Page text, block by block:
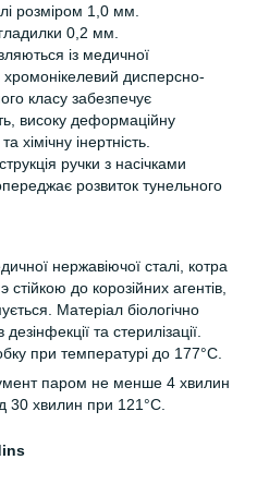
розміром 1,0 мм.
0,2 мм.
із медичної
хромонікелевий дисперсно-
класу забезпечує
високу деформаційну
хімічну інертність.
ручки з насічками
розвиток тунельного
нержавіючої сталі, котра
стійкою до корозійних агентів,
Матеріал біологічно
та стерилізації.
при температурі до 177°C.
паром не менше 4 хвилин
30 хвилин при 121°C.